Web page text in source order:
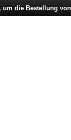
um die Bestellung